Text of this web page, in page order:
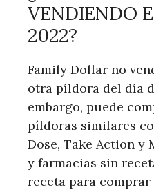
VENDIENDO
2022?
Family Dollar no
otra píldora del día
embargo, puede
píldoras similares
Dose, Take Action y
y farmacias sin
receta para comprar